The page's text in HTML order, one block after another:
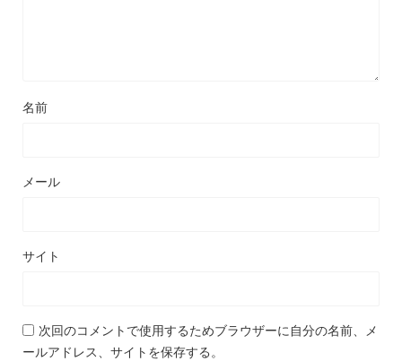
名前
メール
サイト
次回のコメントで使用するためブラウザーに自分の名前、メ
ールアドレス、サイトを保存する。